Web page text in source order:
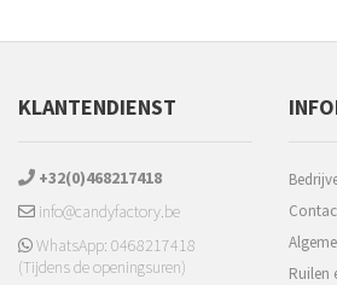
KLANTENDIENST
+32(0)468217418
info@candyfactory.be
WhatsApp: 0468217418
(Tijdens de openingsuren)
Ruilen